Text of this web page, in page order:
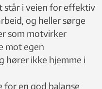
står i veien for effektiv
og heller sørge
som motvirker
mot egen
hører ikke hjemme i
for en god balanse